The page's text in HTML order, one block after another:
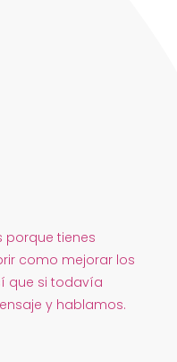
porque tienes
como mejorar los
que si todavía
y hablamos.